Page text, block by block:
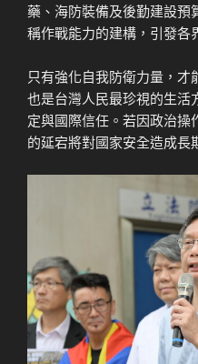
藥、海防裝備及後勤建設預
稱作戰能力的建構，引發各
只有強化自我防衛力量，
也是台灣人民最珍視的生活
定與國際信任。若因政治操
的延宕將對國家安全造成長